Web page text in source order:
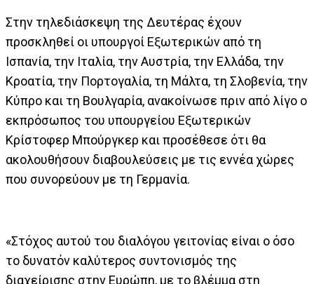
Στην τηλεδιάσκεψη της Δευτέρας έχουν
προσκληθεί οι υπουργοί Εξωτερικών από τη
Ισπανία, την Ιταλία, την Αυστρία, την Ελλάδα, την
Κροατία, την Πορτογαλία, τη Μάλτα, τη Σλοβενία, την
Κύπρο και τη Βουλγαρία, ανακοίνωσε πριν από λίγο ο
εκπρόσωπος του υπουργείου Εξωτερικών
Κρίστοφερ Μπούργκερ και πρoσέθεσε ότι θα
ακολουθήσουν διαβουλεύσεις με τις εννέα χώρες
που συνορεύουν με τη Γερμανία.
«Στόχος αυτού του διαλόγου γειτονίας είναι ο όσο
το δυνατόν καλύτερος συντονισμός της
διαχείρισης στην Ευρώπη, με το βλέμμα στη